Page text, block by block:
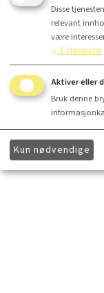
Produsent tekst
Disse
relevant
være
↓ 1tjeneste
Aktiver eller
Bruk denne
Kun nødvendige